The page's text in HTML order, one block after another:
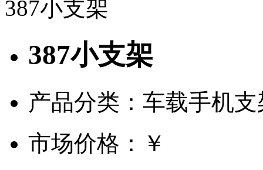
387小支架
387小支架
产品分类：车载手机支
市场价格：
￥